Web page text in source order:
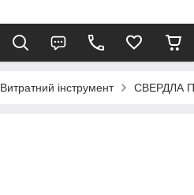
Витратний інструмент СВЕРДЛА